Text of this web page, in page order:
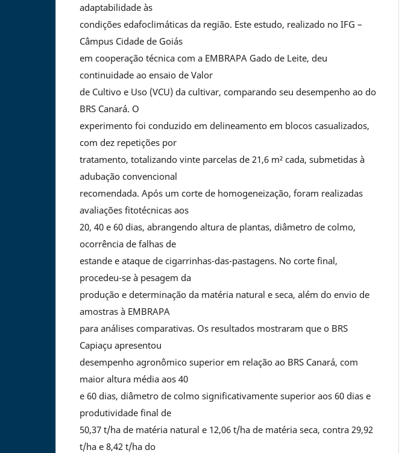
adaptabilidade às
condições edafoclimáticas da região. Este estudo, realizado no IFG –
Câmpus Cidade de Goiás
em cooperação técnica com a EMBRAPA Gado de Leite, deu
continuidade ao ensaio de Valor
de Cultivo e Uso (VCU) da cultivar, comparando seu desempenho ao do
BRS Canará. O
experimento foi conduzido em delineamento em blocos casualizados,
com dez repetições por
tratamento, totalizando vinte parcelas de 21,6 m² cada, submetidas à
adubação convencional
recomendada. Após um corte de homogeneização, foram realizadas
avaliações fitotécnicas aos
20, 40 e 60 dias, abrangendo altura de plantas, diâmetro de colmo,
ocorrência de falhas de
estande e ataque de cigarrinhas-das-pastagens. No corte final,
procedeu-se à pesagem da
produção e determinação da matéria natural e seca, além do envio de
amostras à EMBRAPA
para análises comparativas. Os resultados mostraram que o BRS
Capiaçu apresentou
desempenho agronômico superior em relação ao BRS Canará, com
maior altura média aos 40
e 60 dias, diâmetro de colmo significativamente superior aos 60 dias e
produtividade final de
50,37 t/ha de matéria natural e 12,06 t/ha de matéria seca, contra 29,92
t/ha e 8,42 t/ha do